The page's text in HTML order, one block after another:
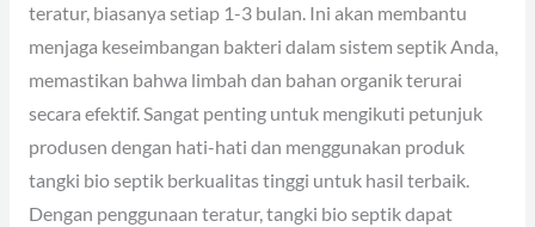
teratur, biasanya setiap 1-3 bulan. Ini akan membantu
menjaga keseimbangan bakteri dalam sistem septik Anda,
memastikan bahwa limbah dan bahan organik terurai
secara efektif. Sangat penting untuk mengikuti petunjuk
produsen dengan hati-hati dan menggunakan produk
tangki bio septik berkualitas tinggi untuk hasil terbaik.
Dengan penggunaan teratur, tangki bio septik dapat